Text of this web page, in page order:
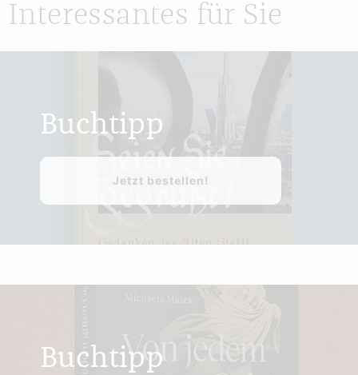
Interessantes für Sie
Buchtipp
Jetzt bestellen!
Buchtipp